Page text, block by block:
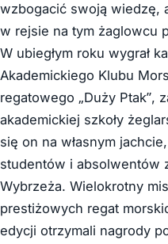
wzbogacić swoją wiedzę,
w rejsie na tym żaglowcu
W ubiegłym roku wygrał
Akademickiego Klubu
regatowego „Duży Ptak”,
akademickiej szkoły
się on na własnym
studentów i absolwentów
Wybrzeża. Wielokrotny
prestiżowych regat
edycji otrzymali nagrody